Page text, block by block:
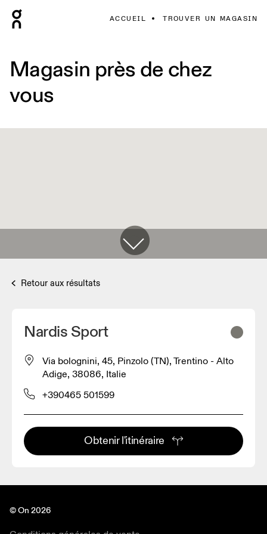
ACCUEIL TROUVER UN MAGASIN
Magasin près de chez
vous
Retour aux résultats
Nardis Sport
Via bolognini, 45, Pinzolo (TN), Trentino - Alto
Adige, 38086, Italie
+390465 501599
Obtenir l'itinéraire
© On 2026